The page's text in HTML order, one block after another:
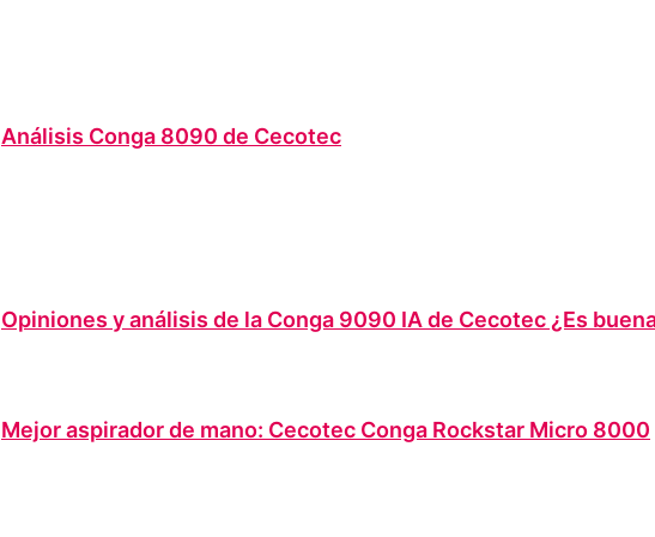
Análisis Conga 8090 de Cecotec
Opiniones y análisis de la Conga 9090 IA de Cecotec ¿Es
Mejor aspirador de mano: Cecotec Conga Rockstar Micro 8000